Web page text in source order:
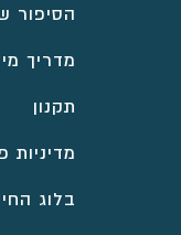
הסיפור
מדריך
תקנון
מדיניות
בלוג